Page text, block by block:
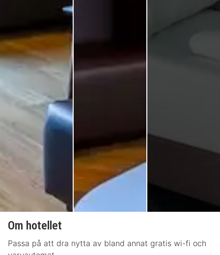
Om hotellet
Passa på att dra nytta av bland annat gratis wi-fi och